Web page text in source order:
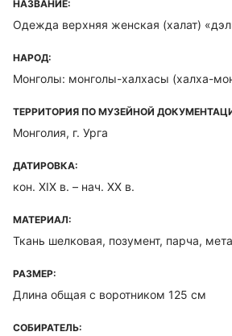
НАЗВАНИЕ:
Одежда верхняя женская (халат)
НАРОД:
Монголы: монголы-халхасы (халха-
ТЕРРИТОРИЯ ПО МУЗЕЙНОЙ
Монголия, г. Урга
ДАТИРОВКА:
кон. XIX в. – нач. XX в.
МАТЕРИАЛ:
Ткань шелковая, позумент, парча,
РАЗМЕР:
Длина общая с воротником 125 см
СОБИРАТЕЛЬ: